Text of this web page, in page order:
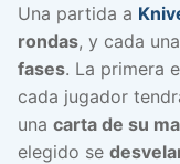
Una partida a
rondas, y cada
fases. La primera
cada jugador
una carta de su
elegido se